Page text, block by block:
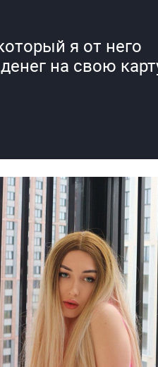
я от него
на свою